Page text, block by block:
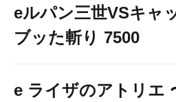
eルパン三世VSキャ
ブッた斬り 7500
e ライザのアトリエ